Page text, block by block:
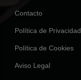
Contacto
Política de Privacidad
Política de Cookies
Aviso Legal